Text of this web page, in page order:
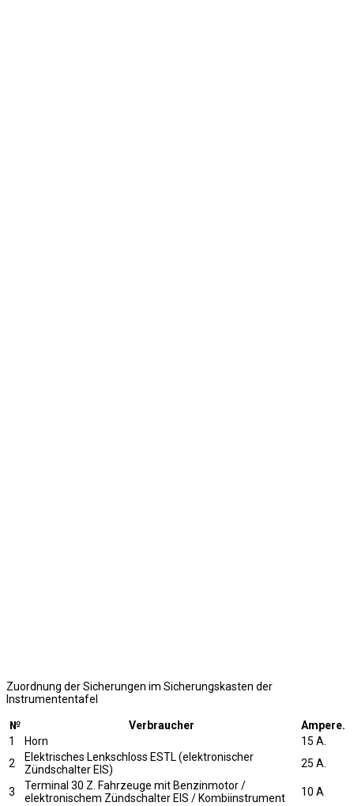
Zuordnung der Sicherungen im Sicherungskasten der
Instrumententafel
№ Verbraucher
Ampere.
1
Horn
15 A.
2
Elektrisches Lenkschloss ESTL (elektronischer
Zündschalter EIS)
25 A.
3
Terminal 30 Z. Fahrzeuge mit Benzinmotor /
elektronischem Zündschalter ElS / Kombiinstrument
10 A